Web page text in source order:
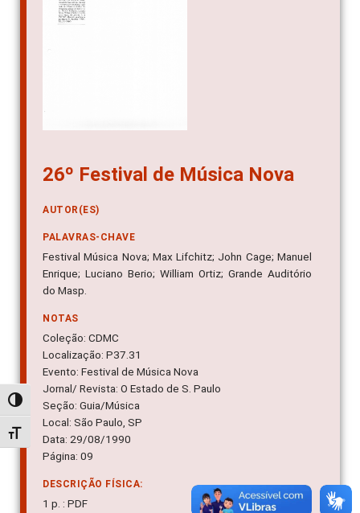
Alternar alto contraste
Alternar tamanho da fonte
26º Festival de Música Nova
AUTOR(ES)
PALAVRAS-CHAVE
Festival Música Nova; Max Lifchitz; John Cage; Manuel
Enrique; Luciano Berio; William Ortiz; Grande Auditório
do Masp.
NOTAS
Coleção: CDMC
Localização: P37.31
Evento: Festival de Música Nova
Jornal/ Revista: O Estado de S. Paulo
Seção: Guia/Música
Local: São Paulo, SP
Data: 29/08/1990
Página: 09
DESCRIÇÃO FÍSICA:
1 p. : PDF